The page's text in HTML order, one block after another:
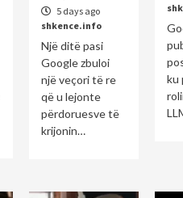
5 days ago
shkence.info
Një ditë pasi
Google zbuloi
një veçori të re
që u lejonte
përdoruesve të
krijonin…
ku